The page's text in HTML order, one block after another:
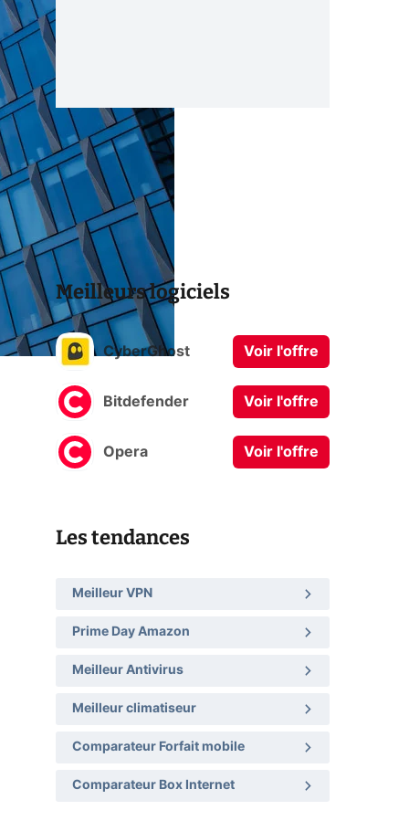
Meilleurs logiciels
CyberGhost Voir l'offre
Bitdefender Voir l'offre
Opera Voir l'offre
Les tendances
Meilleur VPN
Prime Day Amazon
Meilleur Antivirus
Meilleur climatiseur
Comparateur Forfait mobile
Comparateur Box Internet